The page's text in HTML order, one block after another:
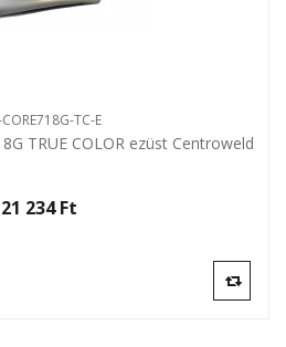
TC-E
TRUE COLOR ezüst Centroweld
21 234 Ft‎